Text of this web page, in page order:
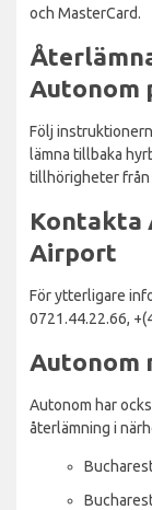
och MasterCard.
Autonom
Följ
lämna tillbaka
tillhörigheter från
Kontakta
Airport
För ytterligare
0721.44.22.66,
Autonom
Autonom har
återlämning i